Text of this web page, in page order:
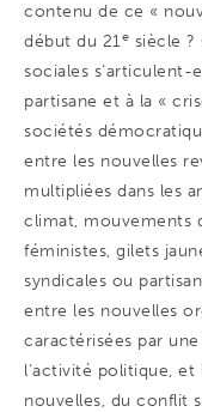
contenu de ce «
début du 21e siècle
sociales s’articulent-
partisane et à la «
sociétés
entre les nouvelles
multipliées dans les
climat, mouvements
féministes, gilets
syndicales ou
entre les nouvelles
caractérisées par
l’activité politique,
nouvelles, du conflit